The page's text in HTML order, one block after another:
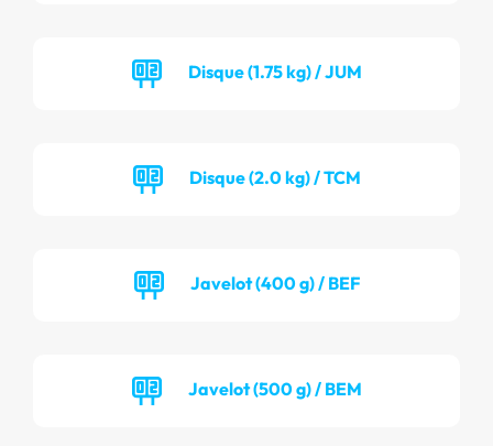
Disque (1.75 kg) / JUM
Disque (2.0 kg) / TCM
Javelot (400 g) / BEF
Javelot (500 g) / BEM